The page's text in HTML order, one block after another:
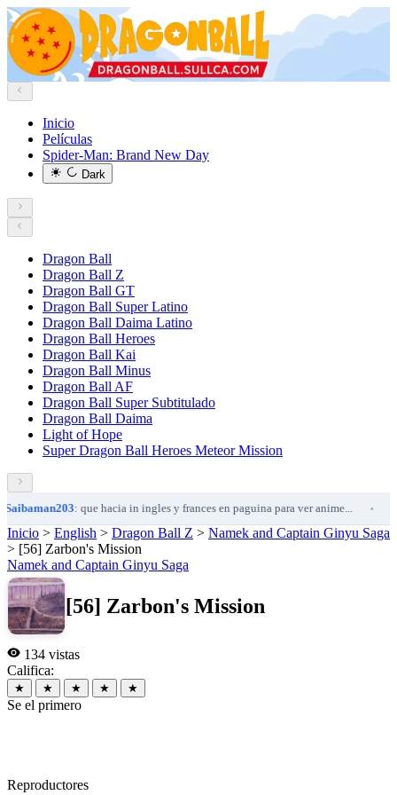
Inicio
Películas
Spider-Man: Brand New Day
Dark
Dragon Ball
Dragon Ball Z
Dragon Ball GT
Dragon Ball Super Latino
Dragon Ball Daima Latino
Dragon Ball Heroes
Dragon Ball Kai
Dragon Ball Minus
Dragon Ball AF
Dragon Ball Super Subtitulado
Dragon Ball Daima
Light of Hope
Super Dragon Ball Heroes Meteor Mission
: que hacia in ingles y frances en paguina para ver anime...
Inicio > English > Dragon Ball Z > Namek and Captain Ginyu Saga
> [56] Zarbon's Mission
Namek and Captain Ginyu Saga
[56] Zarbon's Mission
134 vistas
Califica:
★ ★ ★ ★ ★
Se el primero
Reproductores